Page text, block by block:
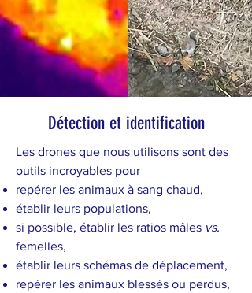
Détection et identification
Les drones que nous utilisons sont des
outils incroyables pour
repérer les animaux à sang chaud,
établir leurs populations,
si possible, établir les ratios mâles vs.
femelles,
établir leurs schémas de déplacement,
repérer les animaux blessés ou perdus,